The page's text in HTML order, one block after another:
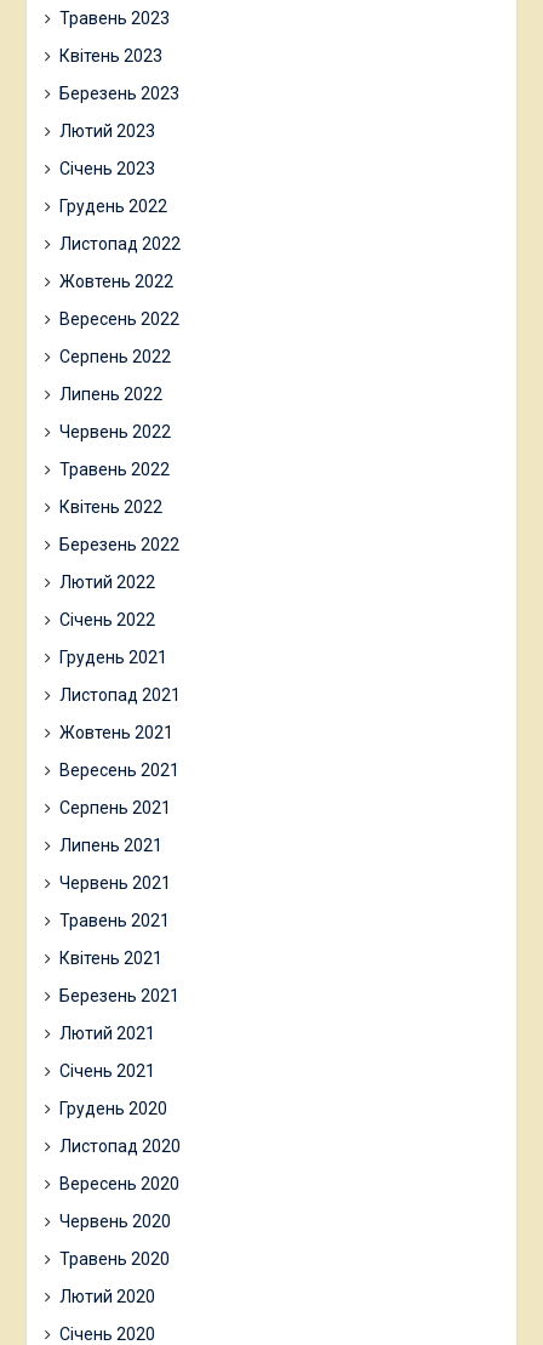
Травень 2023
Квітень 2023
Березень 2023
Лютий 2023
Січень 2023
Грудень 2022
Листопад 2022
Жовтень 2022
Вересень 2022
Серпень 2022
Липень 2022
Червень 2022
Травень 2022
Квітень 2022
Березень 2022
Лютий 2022
Січень 2022
Грудень 2021
Листопад 2021
Жовтень 2021
Вересень 2021
Серпень 2021
Липень 2021
Червень 2021
Травень 2021
Квітень 2021
Березень 2021
Лютий 2021
Січень 2021
Грудень 2020
Листопад 2020
Вересень 2020
Червень 2020
Травень 2020
Лютий 2020
Січень 2020